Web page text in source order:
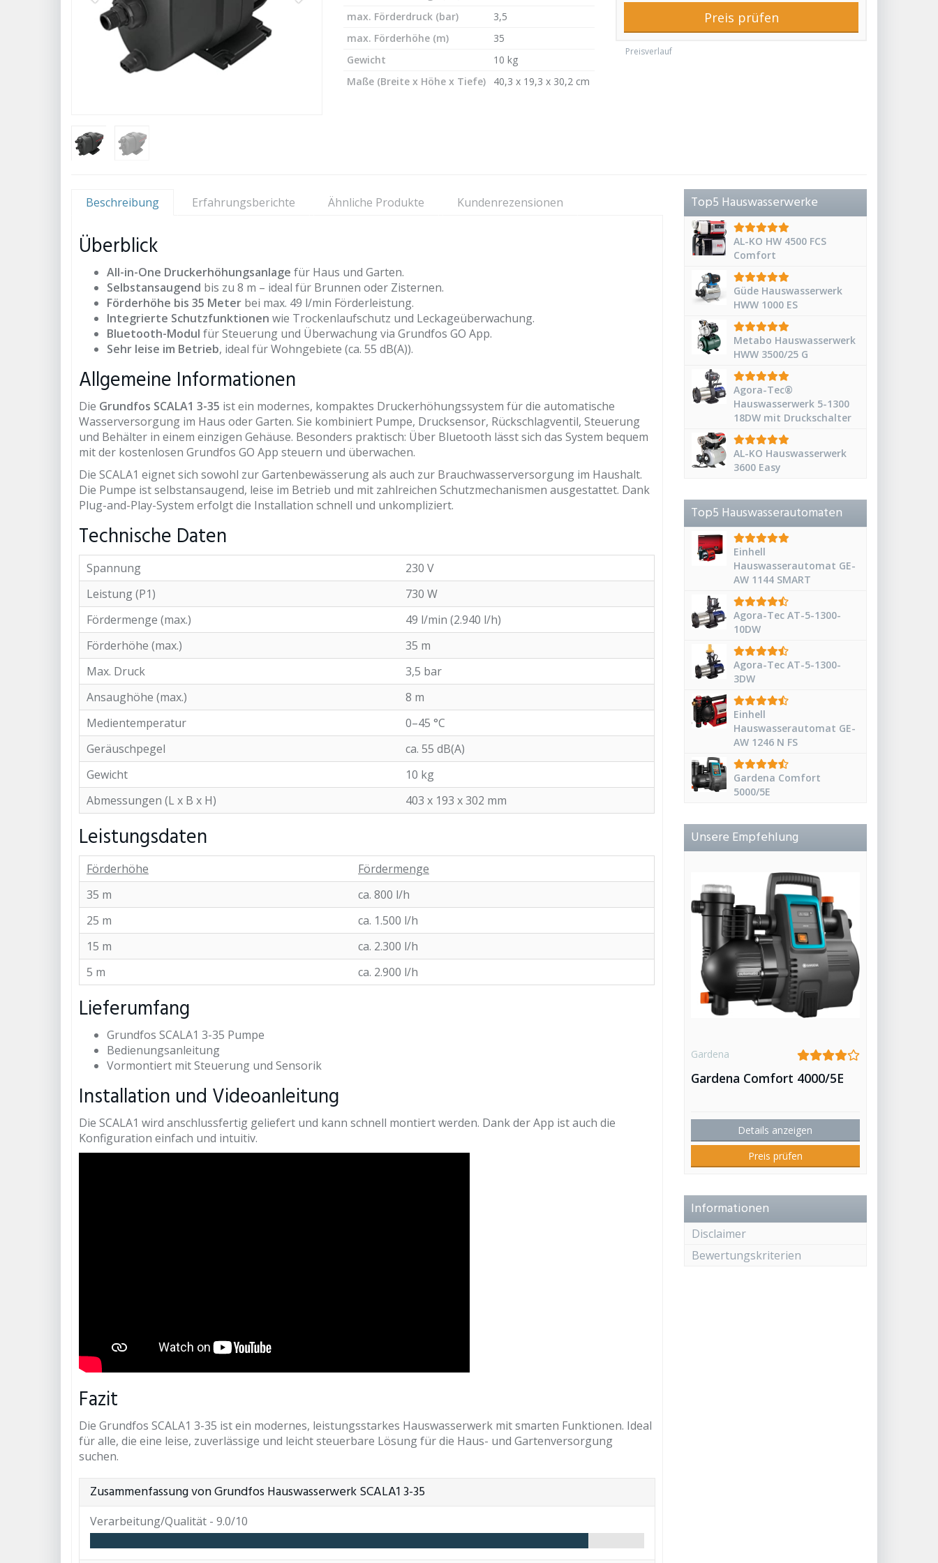
Preis prüfen
Preisverlauf
max. Förderdruck (bar)
3,5
max. Förderhöhe (m)
35
Gewicht
10 kg
Maße (Breite x Höhe x Tiefe)
40,3 x 19,3 x 30,2 cm
Beschreibung Erfahrungsberichte Ähnliche Produkte Kundenrezensionen
Überblick
All-in-One Druckerhöhungsanlage für Haus und Garten.
Selbstansaugend bis zu 8 m – ideal für Brunnen oder Zisternen.
Förderhöhe bis 35 Meter bei max. 49 l/min Förderleistung.
Integrierte Schutzfunktionen wie Trockenlaufschutz und Leckageüberwachung.
Bluetooth-Modul für Steuerung und Überwachung via Grundfos GO App.
Sehr leise im Betrieb, ideal für Wohngebiete (ca. 55 dB(A)).
Allgemeine Informationen
Die Grundfos SCALA1 3-35 ist ein modernes, kompaktes Druckerhöhungssystem für die automatische
Wasserversorgung im Haus oder Garten. Sie kombiniert Pumpe, Drucksensor, Rückschlagventil, Steuerung
und Behälter in einem einzigen Gehäuse. Besonders praktisch: Über Bluetooth lässt sich das System bequem
mit der kostenlosen Grundfos GO App steuern und überwachen.
Die SCALA1 eignet sich sowohl zur Gartenbewässerung als auch zur Brauchwasserversorgung im Haushalt.
Die Pumpe ist selbstansaugend, leise im Betrieb und mit zahlreichen Schutzmechanismen ausgestattet. Dank
Plug-and-Play-System erfolgt die Installation schnell und unkompliziert.
Technische Daten
Spannung
230 V
Leistung (P1)
730 W
Fördermenge (max.)
49 l/min (2.940 l/h)
Förderhöhe (max.)
35 m
Max. Druck
3,5 bar
Ansaughöhe (max.)
8 m
Medientemperatur
0–45 °C
Geräuschpegel
ca. 55 dB(A)
Gewicht
10 kg
Abmessungen (L x B x H)
403 x 193 x 302 mm
Leistungsdaten
Förderhöhe
Fördermenge
35 m
ca. 800 l/h
25 m
ca. 1.500 l/h
15 m
ca. 2.300 l/h
5 m
ca. 2.900 l/h
Lieferumfang
Grundfos SCALA1 3-35 Pumpe
Bedienungsanleitung
Vormontiert mit Steuerung und Sensorik
Installation und Videoanleitung
Die SCALA1 wird anschlussfertig geliefert und kann schnell montiert werden. Dank der App ist auch die
Konfiguration einfach und intuitiv.
Fazit
Die Grundfos SCALA1 3-35 ist ein modernes, leistungsstarkes Hauswasserwerk mit smarten Funktionen. Ideal
für alle, die eine leise, zuverlässige und leicht steuerbare Lösung für die Haus- und Gartenversorgung
suchen.
Zusammenfassung von Grundfos Hauswasserwerk SCALA1 3-35
Verarbeitung/Qualität - 9.0/10
Top5 Hauswasserwerke
AL-KO HW 4500 FCS
Comfort
Güde Hauswasserwerk
HWW 1000 ES
Metabo Hauswasserwerk
HWW 3500/25 G
Agora-Tec®
Hauswasserwerk 5-1300
18DW mit Druckschalter
AL-KO Hauswasserwerk
3600 Easy
Top5 Hauswasserautomaten
Einhell
Hauswasserautomat GE-
AW 1144 SMART
Agora-Tec AT-5-1300-
10DW
Agora-Tec AT-5-1300-
3DW
Einhell
Hauswasserautomat GE-
AW 1246 N FS
Gardena Comfort
5000/5E
Unsere Empfehlung
Gardena
Gardena Comfort 4000/5E
Details anzeigen
Preis prüfen
Informationen
Disclaimer
Bewertungskriterien